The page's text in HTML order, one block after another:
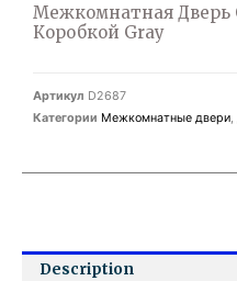
Межкомнатная Дверь
Коробкой Gray
Артикул D2687
Категории Межкомнатные двери,
Description